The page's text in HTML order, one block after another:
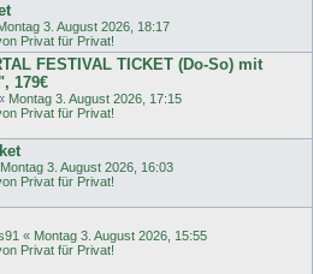
3. August 2026, 18:17
Privat für Privat!
FESTIVAL TICKET (Do-So) mit
179€
Montag 3. August 2026, 17:15
Privat für Privat!
Montag 3. August 2026, 16:03
Privat für Privat!
« Montag 3. August 2026, 15:55
Privat für Privat!